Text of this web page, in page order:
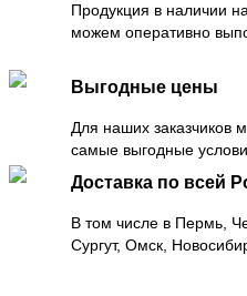
Продукция в наличии
можем оперативно
Выгодные цены
Для наших заказчиков
самые выгодные
Доставка по всей
В том числе в Пермь,
Сургут, Омск,